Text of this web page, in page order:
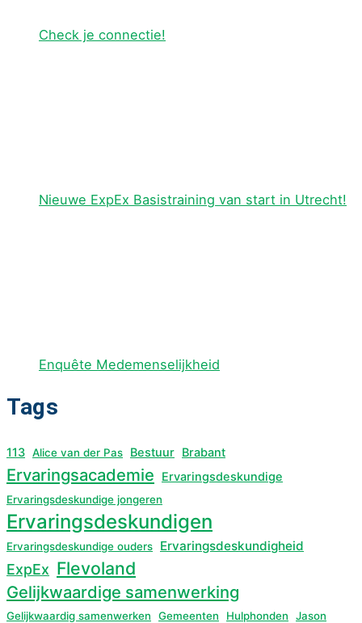
Check je connectie!
Nieuwe ExpEx Basistraining van start in Utrecht!
Enquête Medemenselijkheid
Tags
113 Alice van der Pas Bestuur Brabant
Ervaringsacademie Ervaringsdeskundige
Ervaringsdeskundige jongeren
Ervaringsdeskundigen
Ervaringsdeskundige ouders Ervaringsdeskundigheid
ExpEx Flevoland
Gelijkwaardige samenwerking
Gelijkwaardig samenwerken Gemeenten Hulphonden Jason